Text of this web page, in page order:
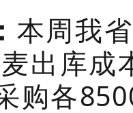
本周我
出库
购各